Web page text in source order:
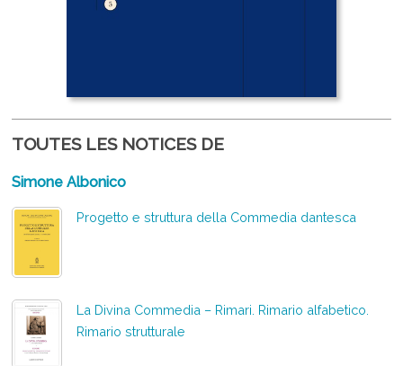
TOUTES LES NOTICES DE
Simone Albonico
Progetto e struttura della Commedia dantesca
La Divina Commedia – Rimari. Rimario alfabetico.
Rimario strutturale